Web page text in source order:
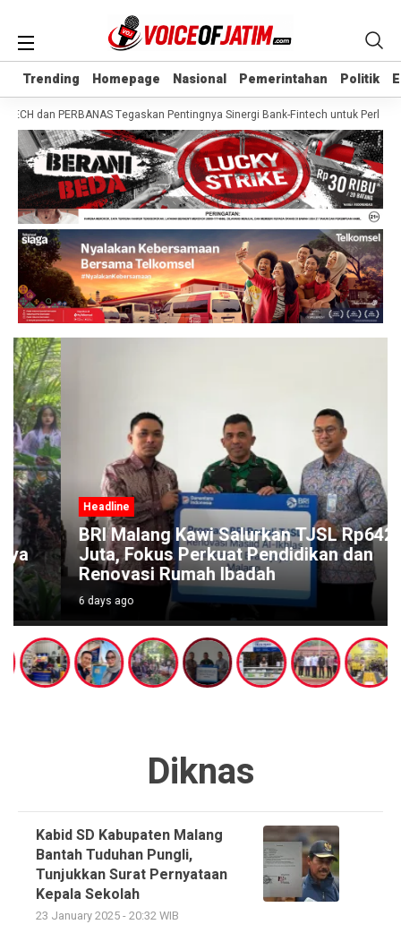
Trending Homepage Nasional Pemerintahan Politik
Trending Homepage Nasional Pemerintahan Politik
dan PERBANAS Tegaskan Pentingnya Sinergi Bank-Fintech untuk Perluas
Headline
BRI Malang Kawi Salurkan TJSL Rp642
Juta, Fokus Perkuat Pendidikan dan
Renovasi Rumah Ibadah
6 days ago
Diknas
Kabid SD Kabupaten Malang
Bantah Tuduhan Pungli,
Tunjukkan Surat Pernyataan
Kepala Sekolah
23 January 2025 - 20:32 WIB